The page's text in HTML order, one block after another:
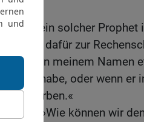
was ein solcher Prophet
ich dafür zur
Prophet in meinem Namen
habe, oder wenn er
er sterben.«
»Wie können wir